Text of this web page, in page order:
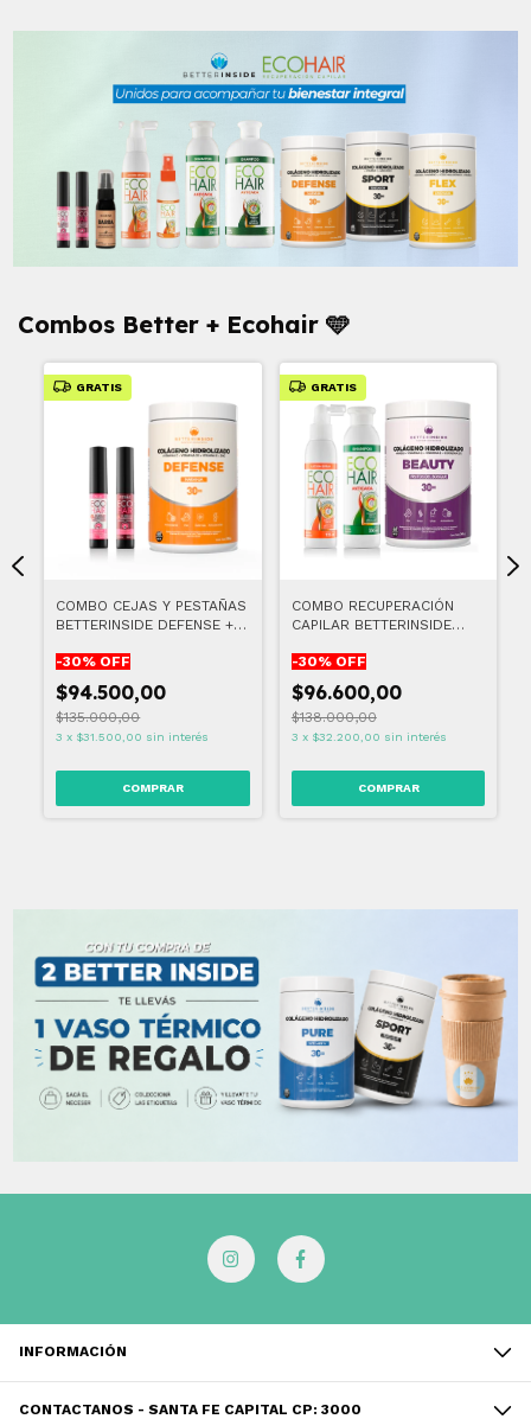
Combos Better + Ecohair 🩵
GRATIS
COMBO CEJAS Y PESTAÑAS
BETTERINSIDE DEFENSE +
CEJAS
-30% OFF
$94.500,00
$135.000,00
3 x $31.500,00 sin interés
GRATIS
COMBO RECUPERACIÓN
CAPILAR BETTERINSIDE
RECUPERACIÓN CAPILAR
TRATAMIENTO DE 1 MES
-30% OFF
$96.600,00
$138.000,00
3 x $32.200,00 sin interés
INFORMACIÓN
CONTACTANOS - SANTA FE CAPITAL CP: 3000